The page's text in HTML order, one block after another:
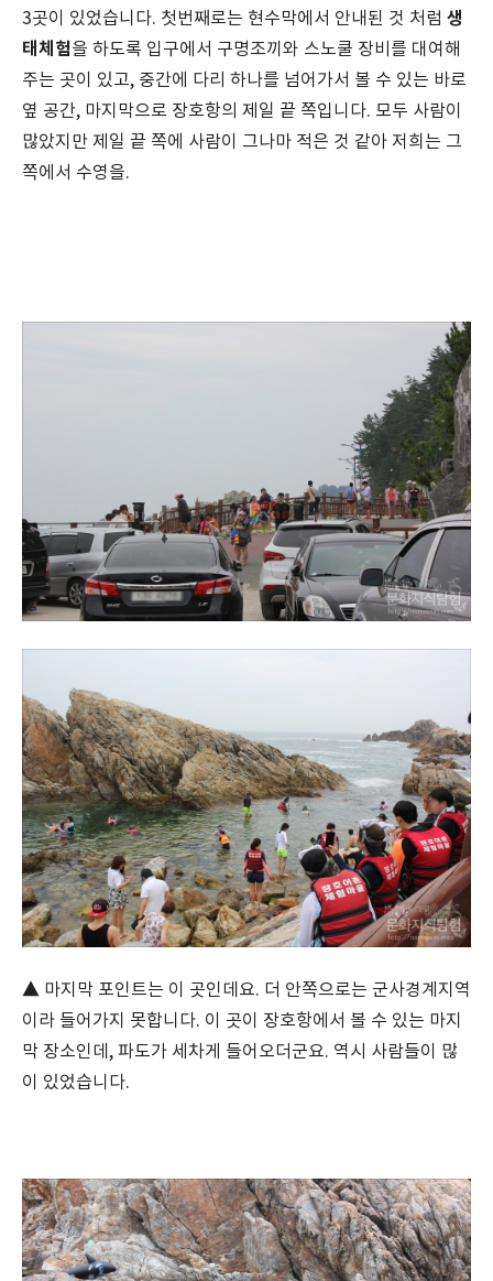
3곳이 있었습니다. 첫번째로는 현수막에서 안내된 것 처럼 생
태체험을 하도록 입구에서 구명조끼와 스노쿨 장비를 대여해
주는 곳이 있고, 중간에 다리 하나를 넘어가서 볼 수 있는 바로
옆 공간, 마지막으로 장호항의 제일 끝 쪽입니다. 모두 사람이
많았지만 제일 끝 쪽에 사람이 그나마 적은 것 같아 저희는 그
쪽에서 수영을.
▲ 마지막 포인트는 이 곳인데요. 더 안쪽으로는 군사경계지역
이라 들어가지 못합니다. 이 곳이 장호항에서 볼 수 있는 마지
막 장소인데, 파도가 세차게 들어오더군요. 역시 사람들이 많
이 있었습니다.